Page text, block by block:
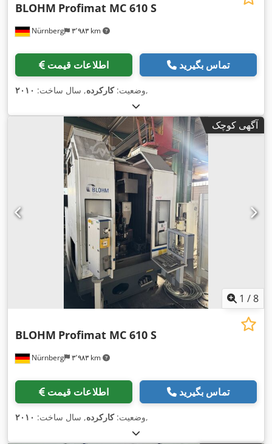
Nürnberg ۳٬۹۸۳ km
BLOHM Profimat MC 610 S
اطلاعات قیمت تماس بگیرید
وضعیت:کارکرده, سال ساخت: ۲۰۱۰ ,
آگهی کوچک
1 /8
Nürnberg ۳٬۹۸۳ km
BLOHM Profimat MC 610 S
اطلاعات قیمت تماس بگیرید
وضعیت:کارکرده, سال ساخت: ۲۰۱۰ ,